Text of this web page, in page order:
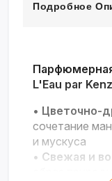
Подробное
L'Eau par
• Цветочно-
сочетание
и мускуса
• Свежая и